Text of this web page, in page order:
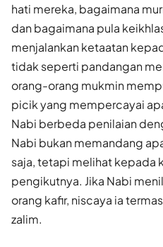
hati mereka, bagaimana
dan bagaimana pula
menjalankan ketaatan
tidak seperti pandangan
orang-orang mukmin
picik yang mempercayai
Nabi berbeda penilaian
Nabi bukan memandang
saja, tetapi melihat kepada
pengikutnya. Jika Nabi
orang kafir, niscaya ia
zalim.